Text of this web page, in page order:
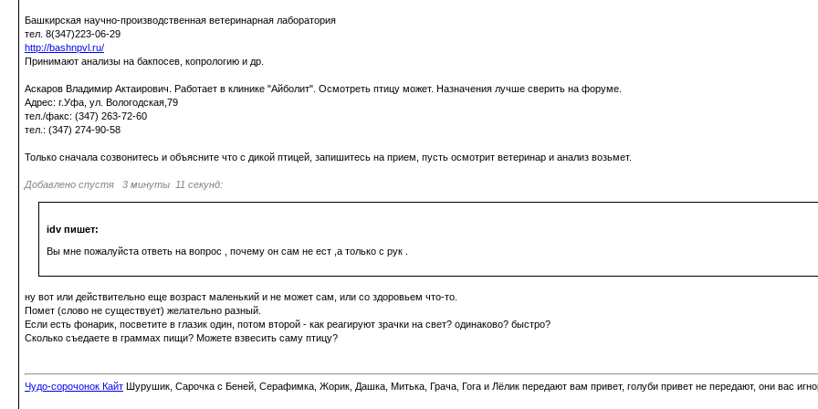
Башкирская научно-производственная ветеринарная лаборатория
тел. 8(347)223-06-29
http://bashnpvl.ru/
Принимают анализы на бакпосев, копрологию и др.
Аскаров Владимир Актаирович. Работает в клинике "Айболит". Осмотреть птицу может. Назначения лучше сверить на форуме.
Адрес: г.Уфа, ул. Вологодская,79
тел./факс: (347) 263-72-60
тел.: (347) 274-90-58
Только сначала созвонитесь и объясните что с дикой птицей, запишитесь на прием, пусть осмотрит ветеринар и анализ возьмет.
Добавлено спустя 3 минуты 11 секунд:
idv пишет:
Вы мне пожалуйста ответь на вопрос , почему он сам не ест ,а только с рук .
ну вот или действительно еще возраст маленький и не может сам, или со здоровьем что-то.
Помет (слово не существует) желательно разный.
Если есть фонарик, посветите в глазик один, потом второй - как реагируют зрачки на свет? одинаково? быстро?
Сколько съедаете в граммах пищи? Можете взвесить саму птицу?
Чудо-сорочонок Кайт Шурушик, Сарочка с Беней, Серафимка, Жорик, Дашка, Митька, Грача, Гога и Лёлик передают вам привет, голуби привет не передают, они вас